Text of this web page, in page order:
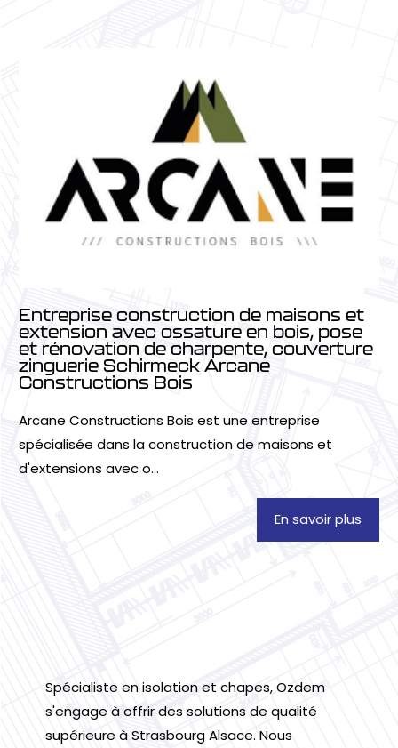
Entreprise construction de maisons et
extension avec ossature en bois, pose
et rénovation de charpente, couverture
zinguerie Schirmeck Arcane
Constructions Bois
Arcane Constructions Bois est une entreprise
spécialisée dans la construction de maisons et
d'extensions avec o...
En savoir plus
Spécialiste en isolation et chapes, Ozdem
s'engage à offrir des solutions de qualité
supérieure à Strasbourg Alsace. Nous